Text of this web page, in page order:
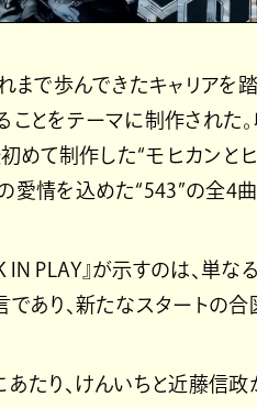
まで歩んできたキャリアを
ことをテーマに制作された
めて制作した“モヒカンと
愛情を込めた“543”の全4曲
IN PLAY』が示すのは、単
あり、新たなスタートの合
たり、けんいちと近藤信政